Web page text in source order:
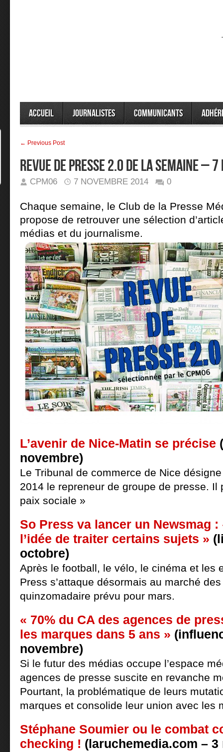
Accueil Journalistes Communicants
← Previous Post
REVUE DE PRESSE 2.0 DE LA SEMAINE –
CPM06 7 NOVEMBRE 2014 0
Chaque semaine, le Club de la Presse
propose de retrouver une sélection
médias et du journalisme.
L’avenir de Nice-Matin se précise
novembre)
Le Tribunal de commerce de Nice
2014 le repreneur de groupe de presse. Il
paix sociale »
So Press va lancer un Newsmag :
l’idée de traiter certains sujets »
octobre)
Après le football, le vélo, le cinéma et les
Press s’attaque désormais au marché
quinzomadaire prévu pour mars.
« 70% du CA des agences de
les marques dans 5 ans »
novembre)
Si le futur des médias occupe l’espace
agences de presse suscite en revanche
Pourtant, la problématique de leurs
marques et consolide leur union avec les
Stéphane Soumier ou le combat
checking ! (laruchemedia.com – 3